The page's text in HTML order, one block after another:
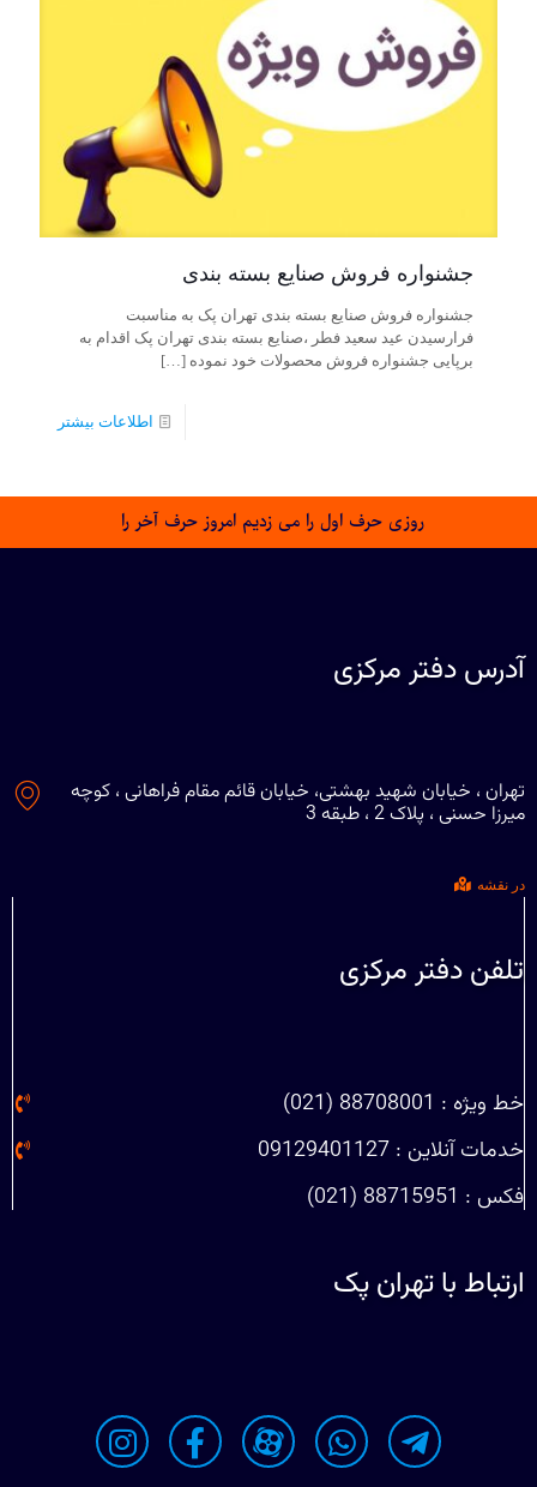
جشنواره فروش صنایع بسته بندی
جشنواره فروش صنایع بسته بندی تهران پک به مناسبت
فرارسیدن عید سعید فطر ،صنایع بسته بندی تهران پک اقدام به
برپایی جشنواره فروش محصولات خود نموده […]
اطلاعات بیشتر
روزی حرف اول را می زدیم امروز حرف آخر را
آدرس دفتر مرکزی
تهران ، خیابان شهید بهشتی، خیابان قائم مقام فراهانی ، کوچه
میرزا حسنی ، پلاک 2 ، طبقه 3
در نقشه
تلفن دفتر مرکزی
خط ویژه : 88708001 (021)
خدمات آنلاین : 09129401127
فکس : 88715951 (021)
ارتباط با تهران پک